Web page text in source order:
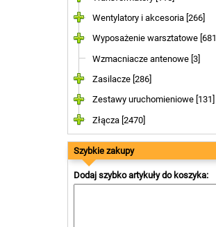
Wentylatory i akcesoria [266]
Wyposażenie warsztatowe [681]
Wzmacniacze antenowe [3]
Zasilacze [286]
Zestawy uruchomieniowe [131]
Złącza [2470]
Szybkie zakupy
Dodaj szybko artykuły do koszyka: